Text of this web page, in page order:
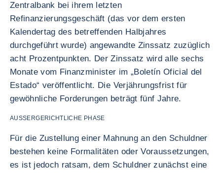
Zentralbank bei ihrem letzten
Refinanzierungsgeschäft (das vor dem ersten
Kalendertag des betreffenden Halbjahres
durchgeführt wurde) angewandte Zinssatz zuzüglich
acht Prozentpunkten. Der Zinssatz wird alle sechs
Monate vom Finanzminister im „Boletín Oficial del
Estado“ veröffentlicht. Die Verjährungsfrist für
gewöhnliche Forderungen beträgt fünf Jahre.
AUSSERGERICHTLICHE PHASE
Für die Zustellung einer Mahnung an den Schuldner
bestehen keine Formalitäten oder Voraussetzungen,
es ist jedoch ratsam, dem Schuldner zunächst eine